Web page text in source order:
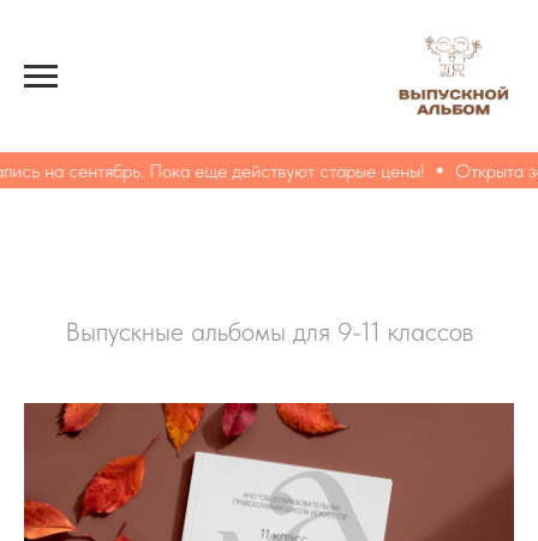
на сентябрь. Пока еще действуют старые цены! Открыта
Выпускные альбомы для 9-11 классов